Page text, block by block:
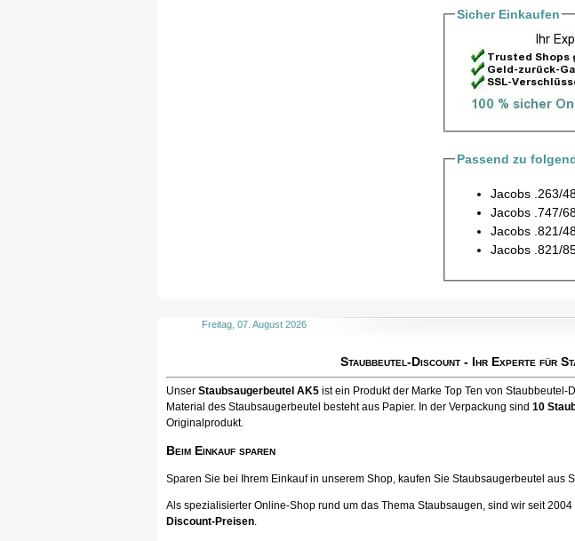
Sicher Einkaufen
Passend zu
Jacobs .263/
Jacobs .747/
Jacobs .821/
Jacobs .821/
Freitag, 07. August 2026
Staubbeutel-Discount - Ihr Experte für
Unser Staubsaugerbeutel AK5 ist ein Produkt der Marke Top Ten von
Material des Staubsaugerbeutel besteht aus Papier. In der Verpackung sind 10
Originalprodukt.
Beim Einkauf sparen
Sparen Sie bei Ihrem Einkauf in unserem Shop, kaufen Sie Staubsaugerbeutel
Als spezialisierter Online-Shop rund um das Thema Staubsaugen, sind wir seit
Discount-Preisen.